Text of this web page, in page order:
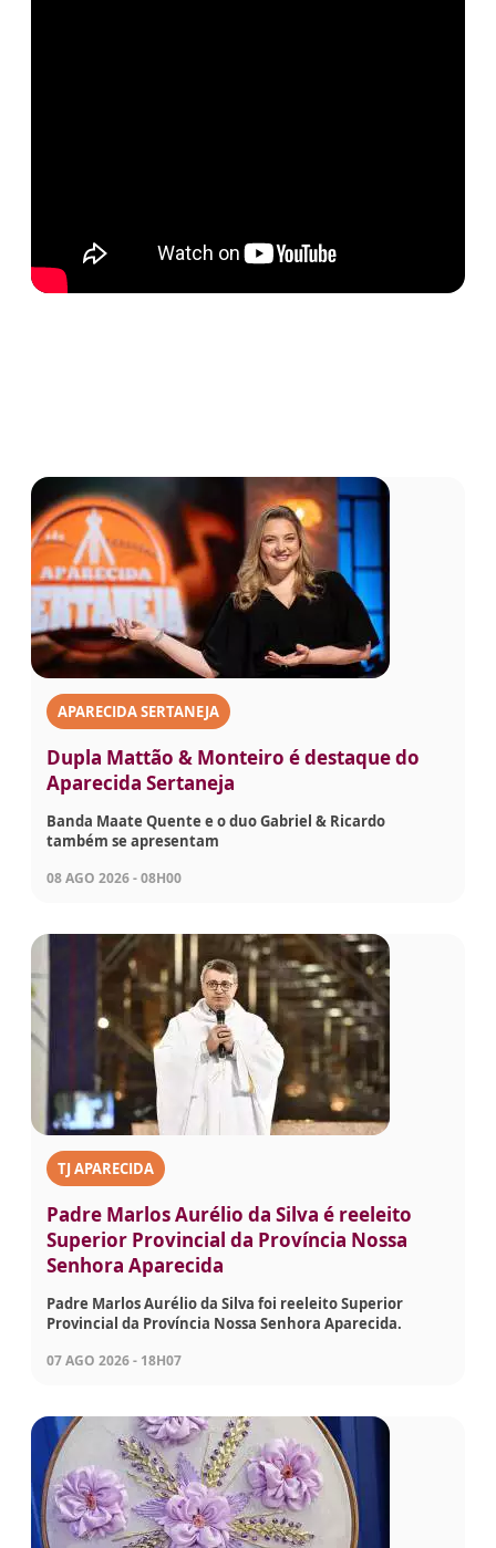
APARECIDA SERTANEJA
Dupla Mattão & Monteiro é destaque do
Aparecida Sertaneja
Banda Maate Quente e o duo Gabriel & Ricardo
também se apresentam
08 AGO 2026 - 08H00
TJ APARECIDA
Padre Marlos Aurélio da Silva é reeleito
Superior Provincial da Província Nossa
Senhora Aparecida
Padre Marlos Aurélio da Silva foi reeleito Superior
Provincial da Província Nossa Senhora Aparecida.
07 AGO 2026 - 18H07